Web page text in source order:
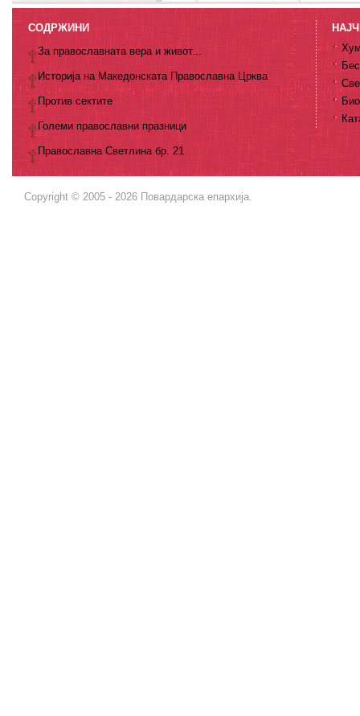
СОДРЖИНИ
За православната вера и живот...
Историја на Македонската Православна Црква
Против сектите
Големи православни празници
Православна Светлина бр. 21
Copyright © 2005 - 2026 Повардарска епархија.